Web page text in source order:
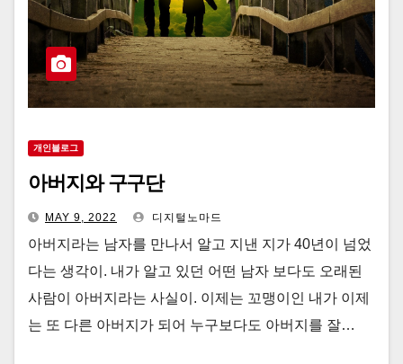
개인블로그
아버지와 구구단
MAY 9, 2022 디지털노마드
아버지라는 남자를 만나서 알고 지낸 지가 40년이 넘었
다는 생각이. 내가 알고 있던 어떤 남자 보다도 오래된
사람이 아버지라는 사실이. 이제는 꼬맹이인 내가 이제
는 또 다른 아버지가 되어 누구보다도 아버지를 잘…